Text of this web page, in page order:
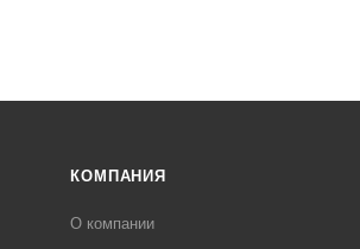
КОМПАНИЯ
О компании